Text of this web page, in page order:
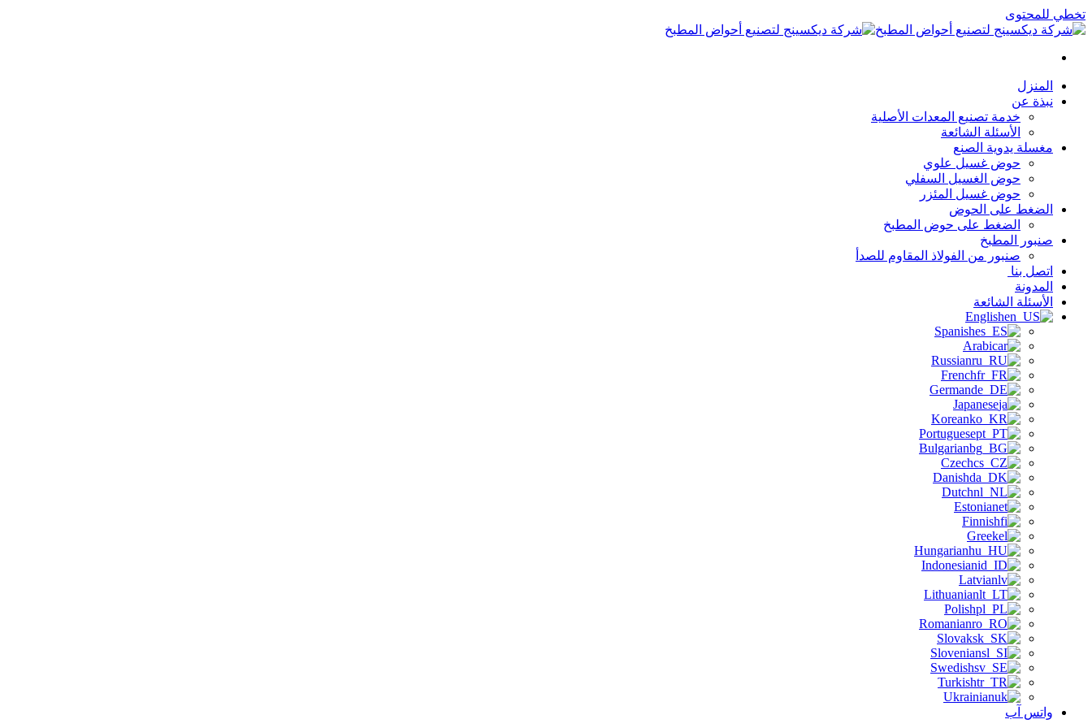
تخطي للمحتوى
المنزل
نبذة عن
خدمة تصنيع المعدات الأصلية
الأسئلة الشائعة
مغسلة يدوية الصنع
حوض غسيل علوي
حوض الغسيل السفلي
حوض غسيل المئزر
الضغط على الحوض
الضغط على حوض المطبخ
صنبور المطبخ
صنبور من الفولاذ المقاوم للصدأ
اتصل بنا
المدونة
الأسئلة الشائعة
English
Spanish
Arabic
Russian
French
German
Japanese
Korean
Portuguese
Bulgarian
Czech
Danish
Dutch
Estonian
Finnish
Greek
Hungarian
Indonesian
Latvian
Lithuanian
Polish
Romanian
Slovak
Slovenian
Swedish
Turkish
Ukrainian
واتس آب